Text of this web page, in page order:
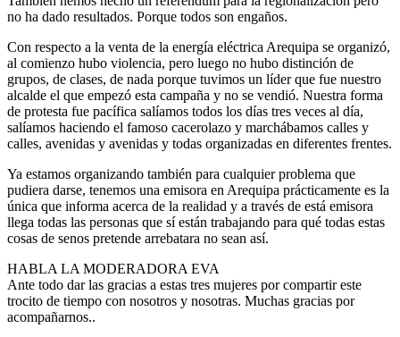
no ha dado resultados. Porque todos son engaños.
Con respecto a la venta de la energía eléctrica Arequipa se organizó,
al comienzo hubo violencia, pero luego no hubo distinción de
grupos, de clases, de nada porque tuvimos un líder que fue nuestro
alcalde el que empezó esta campaña y no se vendió. Nuestra forma
de protesta fue pacífica salíamos todos los días tres veces al día,
salíamos haciendo el famoso cacerolazo y marchábamos calles y
calles, avenidas y avenidas y todas organizadas en diferentes frentes.
Ya estamos organizando también para cualquier problema que
pudiera darse, tenemos una emisora en Arequipa prácticamente es la
única que informa acerca de la realidad y a través de está emisora
llega todas las personas que sí están trabajando para qué todas estas
cosas de senos pretende arrebatara no sean así.
HABLA LA MODERADORA EVA
Ante todo dar las gracias a estas tres mujeres por compartir este
trocito de tiempo con nosotros y nosotras. Muchas gracias por
acompañarnos..